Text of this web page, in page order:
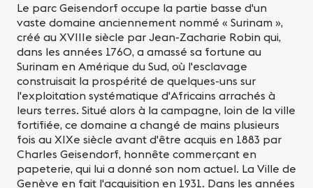
Le parc Geisendorf occupe la partie basse d'un
vaste domaine anciennement nommé « Surinam »,
créé au XVIIIe siècle par Jean-Zacharie Robin qui,
dans les années 1760, a amassé sa fortune au
Surinam en Amérique du Sud, où l'esclavage
construisait la prospérité de quelques-uns sur
l'exploitation systématique d'Africains arrachés à
leurs terres. Situé alors à la campagne, loin de la ville
fortifiée, ce domaine a changé de mains plusieurs
fois au XIXe siècle avant d'être acquis en 1883 par
Charles Geisendorf, honnête commerçant en
papeterie, qui lui a donné son nom actuel. La Ville de
Genève en fait l'acquisition en 1931. Dans les années